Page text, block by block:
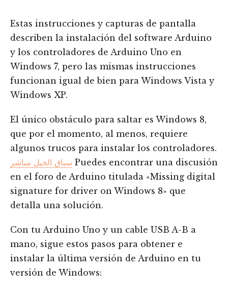
Estas instrucciones y capturas de pantalla
describen la instalación del software Arduino
y los controladores de Arduino Uno en
Windows 7, pero las mismas instrucciones
funcionan igual de bien para Windows Vista y
Windows XP.
El único obstáculo para saltar es Windows 8,
que por el momento, al menos, requiere
algunos trucos para instalar los controladores.
سباق الخيل مباشر Puedes encontrar una discusión
en el foro de Arduino titulada «Missing digital
signature for driver on Windows 8» que
detalla una solución.
Con tu Arduino Uno y un cable USB A-B a
mano, sigue estos pasos para obtener e
instalar la última versión de Arduino en tu
versión de Windows: